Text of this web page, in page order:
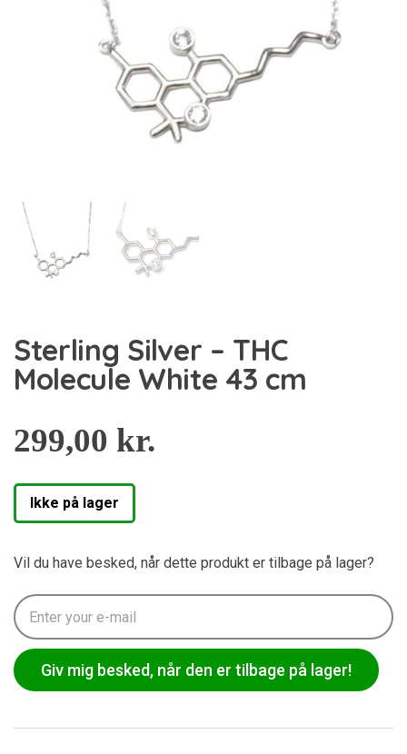
Sterling Silver – THC
Molecule White 43 cm
299,00 kr.
Ikke på lager
Vil du have besked, når dette produkt er tilbage på lager?
Giv mig besked, når den er tilbage på lager!